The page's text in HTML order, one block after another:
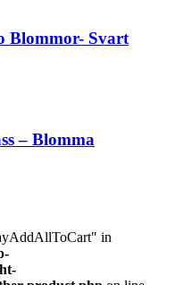
Blommor- Svart
– Blomma
in